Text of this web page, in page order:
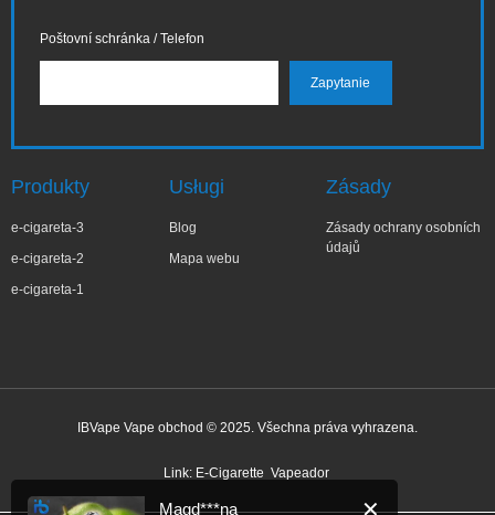
Poštovní schránka / Telefon
Produkty
e-cigareta-3
e-cigareta-2
e-cigareta-1
Usługi
Blog
Mapa webu
Zásady
Zásady ochrany osobních
údajů
IBVape Vape obchod © 2025. Všechna práva vyhrazena.
Link: E-Cigarette Vapeador
✕
Magd***na